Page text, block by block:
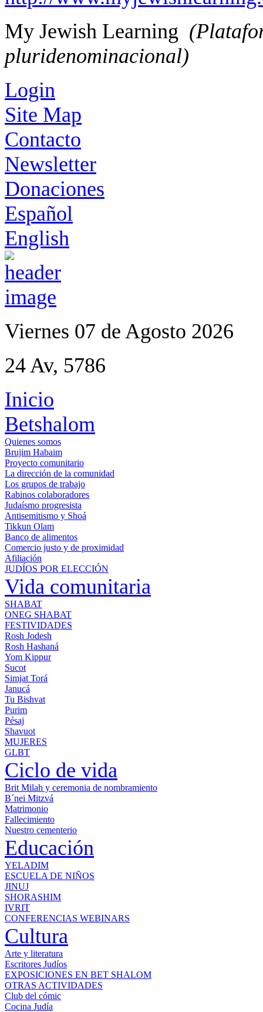
My Jewish Learning
pluridenominacional)
Login
Site Map
Contacto
Newsletter
Donaciones
Español
English
Viernes 07 de Agosto 2026
24 Av, 5786
Inicio
Betshalom
Quienes somos
Brujim Habaim
Proyecto comunitario
La dirección de la comunidad
Los grupos de trabajo
Rabinos colaboradores
Judaísmo progresista
Antisemitismo y Shoá
Tikkun Olam
Banco de alimentos
Comercio justo y de proximidad
Afiliación
JUDÍOS POR ELECCIÓN
Vida comunitaria
SHABAT
ONEG SHABAT
FESTIVIDADES
Rosh Jodesh
Rosh Hashaná
Yom Kippur
Sucot
Simjat Torá
Janucá
Tu Bishvat
Purim
Pésaj
Shavuot
MUJERES
GLBT
Ciclo de vida
Brit Milah y ceremonia de nombramiento
B´nei Mitzvá
Matrimonio
Fallecimiento
Nuestro cementerio
Educación
YELADIM
ESCUELA DE NIÑOS
JINUJ
SHORASHIM
IVRIT
CONFERENCIAS WEBINARS
Cultura
Arte y literatura
Escritores Judíos
EXPOSICIONES EN BET SHALOM
OTRAS ACTIVIDADES
Club del cómic
Cocina Judía